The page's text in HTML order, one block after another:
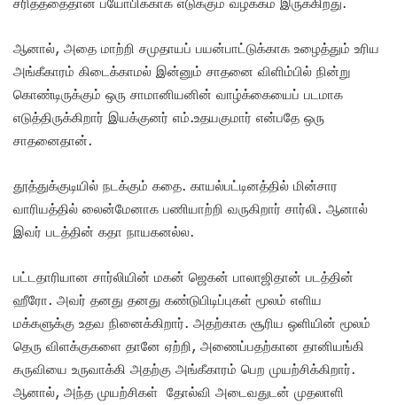
ஆனால், அதை மாற்றி சமுதாயப் பயன்பாட்டுக்காக உழைத்தும் உரிய
அங்கீகாரம் கிடைக்காமல் இன்னும் சாதனை விளிம்பில் நின்று
கொண்டிருக்கும் ஒரு சாமானியனின் வாழ்க்கையைப் படமாக
எடுத்திருக்கிறார் இயக்குனர் எம்.உதயகுமார் என்பதே ஒரு
சாதனைதான்.
தூத்துக்குடியில் நடக்கும் கதை. காயல்பட்டினத்தில் மின்சார
வாரியத்தில் லைன்மேனாக பணியாற்றி வருகிறார் சார்லி. ஆனால்
இவர் படத்தின் கதா நாயகனல்ல.
பட்டதாரியான சார்லியின் மகன் ஜெகன் பாலாஜிதான் படத்தின்
ஹீரோ. அவர் தனது தனது கண்டுபிடிப்புகள் மூலம் எளிய
மக்களுக்கு உதவ நினைக்கிறார். அதற்காக சூரிய ஒளியின் மூலம்
தெரு விளக்குகளை தானே ஏற்றி, அணைப்பதற்கான தானியங்கி
கருவியை உருவாக்கி அதற்கு அங்கீகாரம் பெற முயற்சிக்கிறார்.
ஆனால், அந்த முயற்சிகள் தோல்வி அடைவதுடன் முதலாளி